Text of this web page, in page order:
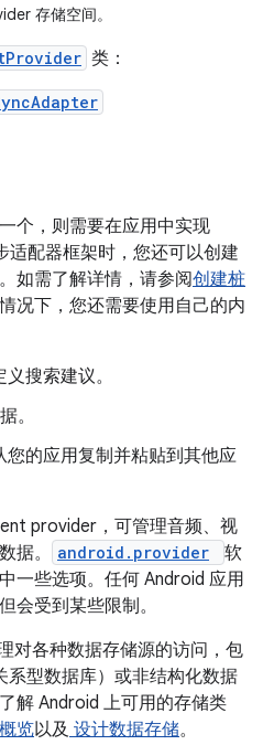
存储空间。
类：
个，则需要在应用中实现
配器框架时，您还可以创建
如需了解详情，请参阅创建桩
况下，您还需要使用自己的内
搜索建议。
。
您的应用复制并粘贴到其他应
provider，可管理音频、视
据。
android.provider
软
一些选项。任何 Android 应用
会受到某些限制。
对各种数据存储源的访问，包
系型数据库）或非结构化数据
解 Android 上可用的存储类
览以及 设计数据存储。